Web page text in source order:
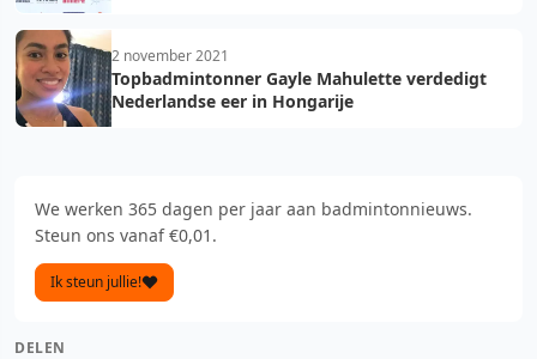
2 november 2021
Topbadmintonner Gayle Mahulette verdedigt
Nederlandse eer in Hongarije
We werken 365 dagen per jaar aan badmintonnieuws.
Steun ons vanaf €0,01.
Ik steun jullie!
DELEN